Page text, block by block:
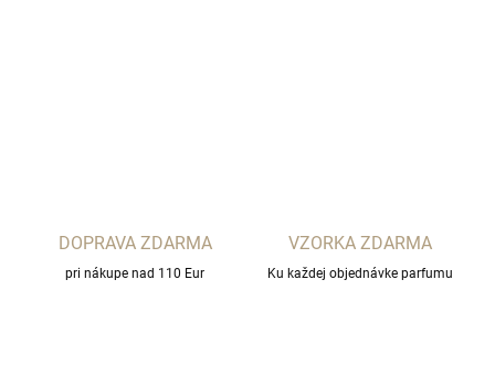
DOPRAVA ZDARMA
pri nákupe nad 110 Eur
VZORKA ZDARMA
Ku každej objednávke parfumu